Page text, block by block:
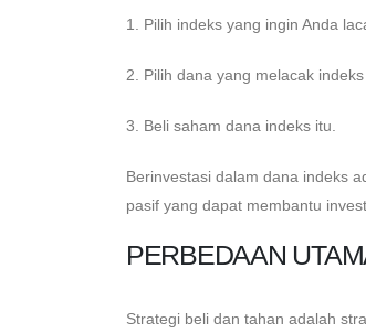
1. Pilih indeks yang ingin Anda
2. Pilih dana yang melacak indeks
3. Beli saham dana indeks itu.
Berinvestasi dalam dana indeks
pasif yang dapat membantu
PERBEDAAN
Strategi beli dan tahan adalah